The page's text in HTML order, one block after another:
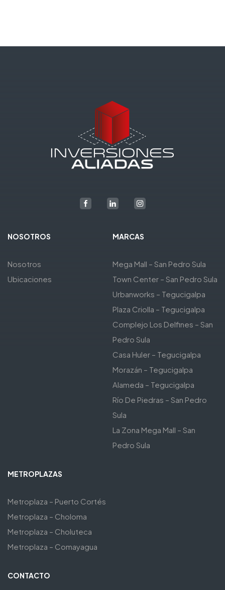
NOSOTROS
Nosotros
Ubicaciones
MARCAS
Mega Mall – San Pedro Sula
Town Center – San Pedro Sula
Urbanworks – Tegucigalpa
Plaza Criolla – Tegucigalpa
Complejo Los Delfines – San
Pedro Sula
Casa Huler – Tegucigalpa
Morazán – Tegucigalpa
Alameda – Tegucigalpa
Río De Piedras – San Pedro
Sula
La Zona Mega Mall – San
Pedro Sula
METROPLAZAS
Metroplaza – Puerto Cortés
Metroplaza – Choloma
Metroplaza – Choluteca
Metroplaza – Comayagua
CONTACTO